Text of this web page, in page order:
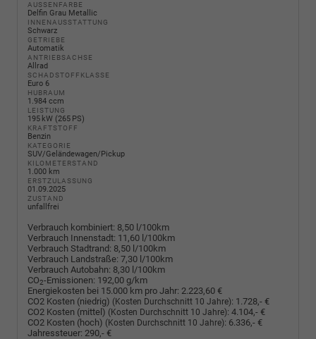
AUSSENFARBE
Delfin Grau Metallic
INNENAUSSTATTUNG
Schwarz
GETRIEBE
Automatik
ANTRIEBSACHSE
Allrad
SCHADSTOFFKLASSE
Euro 6
HUBRAUM
1.984 ccm
LEISTUNG
195 kW (265 PS)
KRAFTSTOFF
Benzin
KATEGORIE
SUV/Geländewagen/Pickup
KILOMETERSTAND
1.000 km
ERSTZULASSUNG
01.09.2025
ZUSTAND
unfallfrei
Verbrauch kombiniert: 8,50 l/100km
Verbrauch Innenstadt: 11,60 l/100km
Verbrauch Stadtrand: 8,50 l/100km
Verbrauch Landstraße: 7,30 l/100km
Verbrauch Autobahn: 8,30 l/100km
CO2-Emissionen: 192,00 g/km
Energiekosten bei 15.000 km pro Jahr: 2.223,60 €
CO2 Kosten (niedrig) (Kosten Durchschnitt 10 Jahre): 1.728,- €
CO2 Kosten (mittel) (Kosten Durchschnitt 10 Jahre): 4.104,- €
CO2 Kosten (hoch) (Kosten Durchschnitt 10 Jahre): 6.336,- €
Jahressteuer: 290,- €